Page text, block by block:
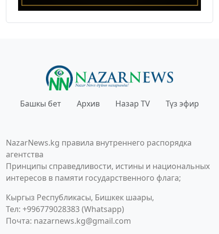
Башкы бет Архив Назар TV Түз эфир
NazarNews.kg правила внутреннего распорядка
агентства
Принципы справедливости, истины и национальных
интересов в памяти государственного флага;
Кыргыз Республикасы, Бишкек шаары,
Тел: +996779028383 (Whatsapp)
Почта: nazarnews.kg@gmail.com